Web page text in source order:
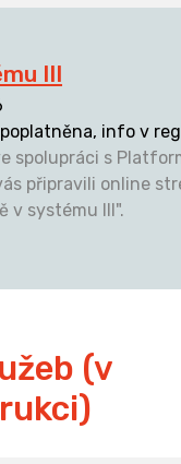
III
info v
spolupráci s
připravili online
v systému III".
(v